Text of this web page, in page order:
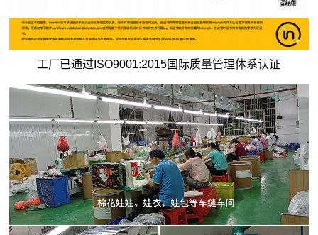
工厂已通过ISO9001:2015国际质量管理体系认证